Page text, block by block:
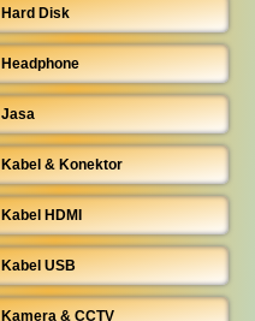
Hard Disk
Headphone
Jasa
Kabel & Konektor
Kabel HDMI
Kabel USB
Kamera & CCTV